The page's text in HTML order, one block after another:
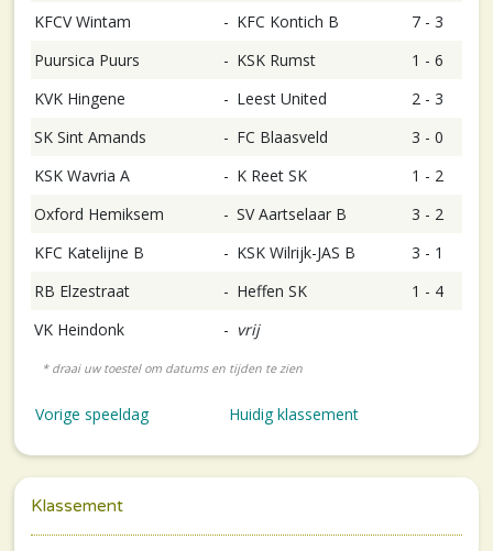
KFCV Wintam
- KFC Kontich B
7 - 3
Puursica Puurs
- KSK Rumst
1 - 6
KVK Hingene
- Leest United
2 - 3
SK Sint Amands
- FC Blaasveld
3 - 0
KSK Wavria A
- K Reet SK
1 - 2
Oxford Hemiksem
- SV Aartselaar B
3 - 2
KFC Katelijne B
- KSK Wilrijk-JAS B
3 - 1
RB Elzestraat
- Heffen SK
1 - 4
VK Heindonk
- vrij
Vorige speeldag Huidig klassement
Klassement